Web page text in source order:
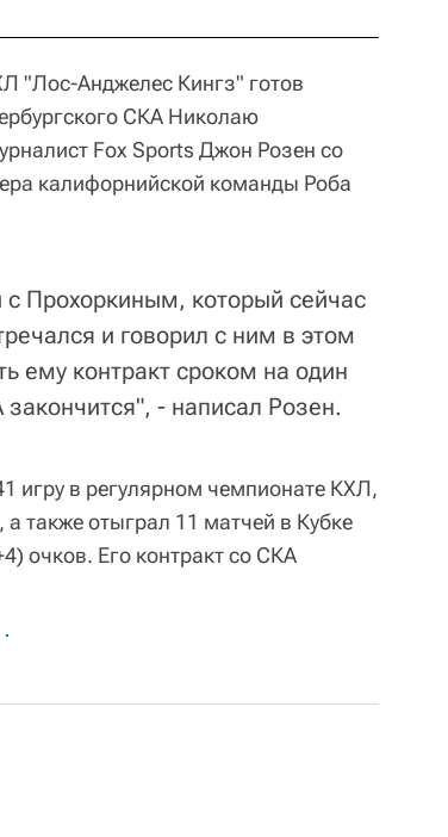
"Лос-Анджелес Кингз" готов
СКА Николаю
Fox Sports Джон Розен со
калифорнийской команды Роба
с Прохоркиным, который сейчас
и говорил с ним в этом
ему контракт сроком на один
- написал Розен.
игру в регулярном чемпионате КХЛ,
также отыграл 11 матчей в Кубке
очков. Его контракт со СКА